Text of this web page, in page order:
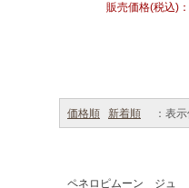
販売価格(税込)：
価格順 新着順 ：表示
ペネロピムーン ジュ